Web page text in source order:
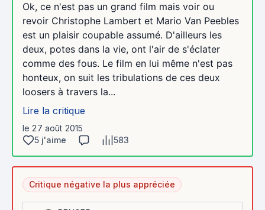
Ok, ce n'est pas un grand film mais voir ou
revoir Christophe Lambert et Mario Van Peebles
est un plaisir coupable assumé. D'ailleurs les
deux, potes dans la vie, ont l'air de s'éclater
comme des fous. Le film en lui même n'est pas
honteux, on suit les tribulations de ces deux
loosers à travers la...
Lire la critique
le 27 août 2015
5 j'aime
583
Critique négative la plus appréciée